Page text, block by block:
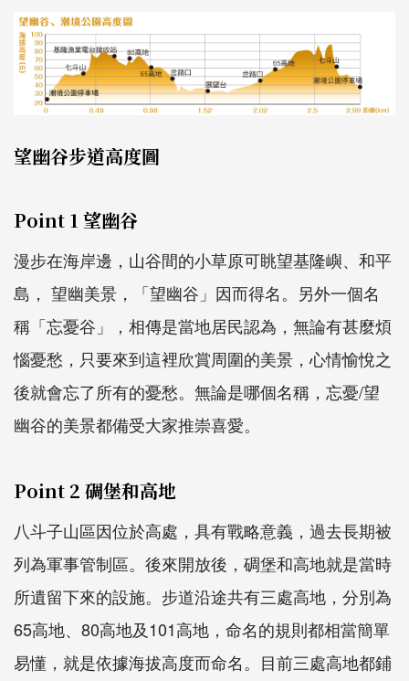
望幽谷步道高度圖
Point 1 望幽谷
漫步在海岸邊，山谷間的小草原可眺望基隆嶼、和平
島， 望幽美景，「望幽谷」因而得名。另外一個名
稱「忘憂谷」，相傳是當地居民認為，無論有甚麼煩
惱憂愁，只要來到這裡欣賞周圍的美景，心情愉悅之
後就會忘了所有的憂愁。無論是哪個名稱，忘憂/望
幽谷的美景都備受大家推崇喜愛。
Point 2 碉堡和高地
八斗子山區因位於高處，具有戰略意義，過去長期被
列為軍事管制區。後來開放後，碉堡和高地就是當時
所遺留下來的設施。步道沿途共有三處高地，分別為
65高地、80高地及101高地，命名的規則都相當簡單
易懂，就是依據海拔高度而命名。目前三處高地都鋪